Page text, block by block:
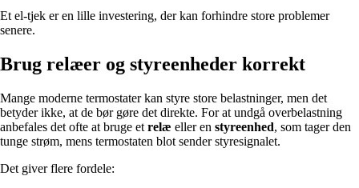
Et el-tjek er en lille investering, der kan forhindre store problemer
senere.
Brug relæer og styreenheder korrekt
Mange moderne termostater kan styre store belastninger, men det
betyder ikke, at de bør gøre det direkte. For at undgå overbelastning
anbefales det ofte at bruge et relæ eller en styreenhed, som tager den
tunge strøm, mens termostaten blot sender styresignalet.
Det giver flere fordele: